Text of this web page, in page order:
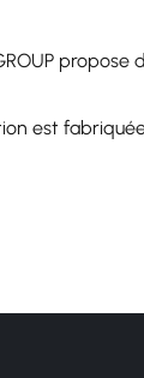
propose
est